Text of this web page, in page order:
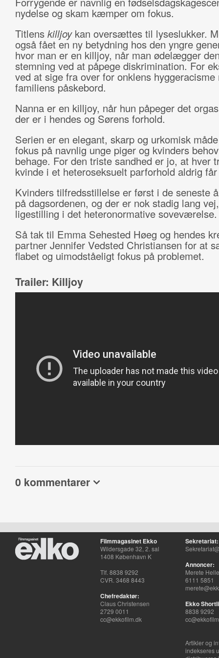
nydelse og skam kæmper om fokus.
Titlens killjoykan oversættes til lyseslukker.
også fået en ny betydning hos den yngre
hvor man er en killjoy, når man ødelægger
stemning ved at påpege diskrimination. For
ved at sige fra over for onklens hyggeracisme
familiens påskebord.
Nanna er en killjoy, når hun påpeger det
der er i hendes og Sørens forhold.
Serien er en elegant, skarp og urkomisk
fokus på navnlig unge piger og kvinders
behage. For den triste sandhed er jo, at hver
kvinde i et heteroseksuelt parforhold aldrig
Kvinders tilfredsstillelse er først i de seneste
på dagsordenen, og der er nok stadig lang
ligestilling i det heteronormative soveværelse.
Så tak til Emma Sehested Høeg og hendes
partner Jennifer Vedsted Christiansen for at
flabet og uimodståeligt fokus på problemet.
Trailer: Killjoy
0 kommentarer
Filmmagasinet Ekko
Wildersgade 32, 2. sal
1408 København K
Tlf. 8838 9292
CVR. 3468 8443
Chefredaktør:
Claus Christensen
2729 0011
cc@ekkofilm.dk
Sekretariat:
Annoncer:
Merete
6111 5851
Ekko
8838 9292
Artikler og
indekseres